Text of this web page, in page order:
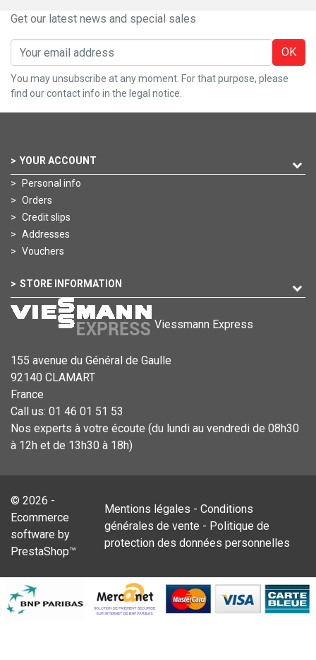
Get our latest news and special sales
OK
You may unsubscribe at any moment. For that purpose, please
find our contact info in the legal notice.
YOUR ACCOUNT
Personal info
Orders
Credit slips
Addresses
Vouchers
STORE INFORMATION
Viessmann Express
155 avenue du Général de Gaulle
92140 CLAMART
France
Call us: 01 46 01 51 53
Nos experts à votre écoute (du lundi au vendredi de 08h30
à 12h et de 13h30 à 18h)
© 2026 -
Ecommerce
software by
PrestaShop™
Mentions légales -Conditions
générales de vente - Politique de
protection des données personnelles